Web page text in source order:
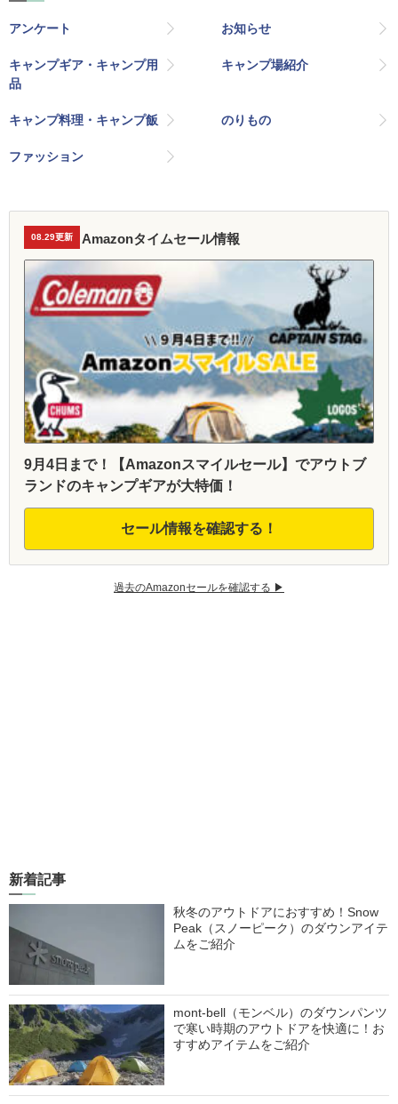
アンケート お知らせ
キャンプギア・キャンプ用
品
キャンプ場紹介
キャンプ料理・キャンプ飯 のりもの
ファッション
08.29更新 Amazonタイムセール情報
9月4日まで！【Amazonスマイルセール】でアウトブ
ランドのキャンプギアが大特価！
セール情報を確認する！
過去のAmazonセールを確認する ▶︎
新着記事
秋冬のアウトドアにおすすめ！Snow
Peak（スノーピーク）のダウンアイテ
ムをご紹介
mont-bell（モンベル）のダウンパンツ
で寒い時期のアウトドアを快適に！お
すすめアイテムをご紹介